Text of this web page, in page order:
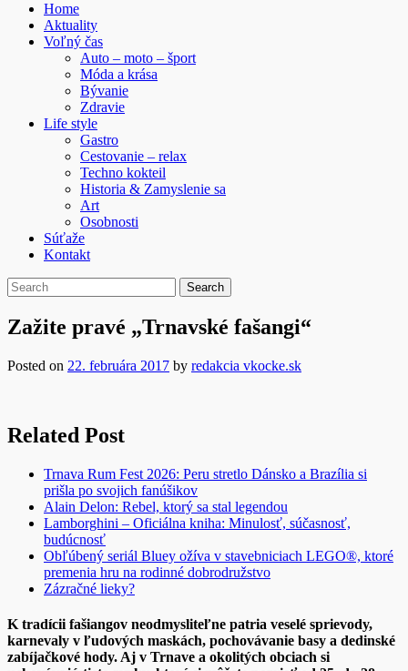
Home
Aktuality
Voľný čas
Auto – moto – šport
Móda a krása
Bývanie
Zdravie
Life style
Gastro
Cestovanie – relax
Techno kokteil
Historia & Zamyslenie sa
Art
Osobnosti
Súťaže
Kontakt
Zažite pravé „Trnavské fašangi“
Posted on 22. februára 2017 by redakcia vkocke.sk
Related Post
Trnava Rum Fest 2026: Peru stretlo Dánsko a Brazília si
prišla po svojich fanúšikov
Alain Delon: Rebel, ktorý sa stal legendou
Lamborghini – Oficiálna kniha: Minulosť, súčasnosť,
budúcnosť
Obľúbený seriál Bluey ožíva v stavebniciach LEGO®, ktoré
premenia hru na rodinné dobrodružstvo
Zázračné lieky?
K tradícii fašiangov neodmysliteľne patria veselé sprievody,
karnevaly v ľudových maskách, pochovávanie basy a dedinské
zabíjačkové hody. Aj v Trnave a okolitých obciach si